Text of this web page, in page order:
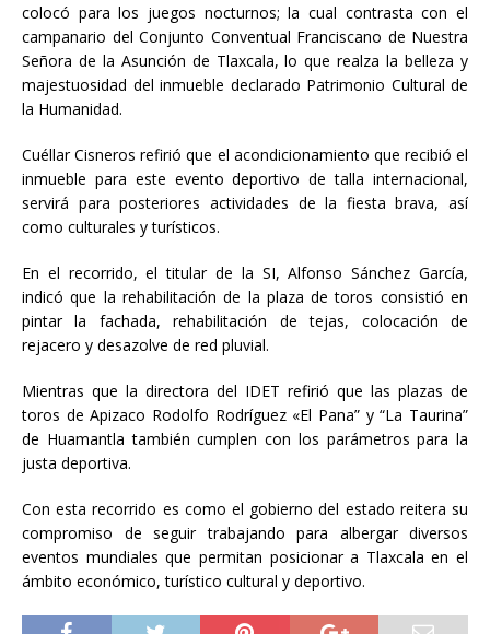
colocó para los juegos nocturnos; la cual contrasta con el
campanario del Conjunto Conventual Franciscano de Nuestra
Señora de la Asunción de Tlaxcala, lo que realza la belleza y
majestuosidad del inmueble declarado Patrimonio Cultural de
la Humanidad.
Cuéllar Cisneros refirió que el acondicionamiento que recibió el
inmueble para este evento deportivo de talla internacional,
servirá para posteriores actividades de la fiesta brava, así
como culturales y turísticos.
En el recorrido, el titular de la SI, Alfonso Sánchez García,
indicó que la rehabilitación de la plaza de toros consistió en
pintar la fachada, rehabilitación de tejas, colocación de
rejacero y desazolve de red pluvial.
Mientras que la directora del IDET refirió que las plazas de
toros de Apizaco Rodolfo Rodríguez «El Pana” y “La Taurina”
de Huamantla también cumplen con los parámetros para la
justa deportiva.
Con esta recorrido es como el gobierno del estado reitera su
compromiso de seguir trabajando para albergar diversos
eventos mundiales que permitan posicionar a Tlaxcala en el
ámbito económico, turístico cultural y deportivo.